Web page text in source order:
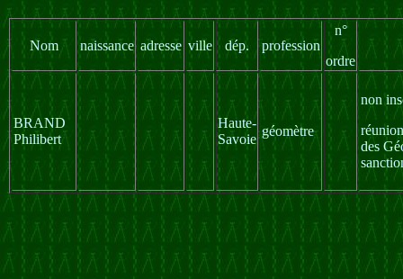
Nom naissance adresse ville dép. profession
n°
ordre
BRAND
Philibert
Haute-
Savoie
géomètre
non
des